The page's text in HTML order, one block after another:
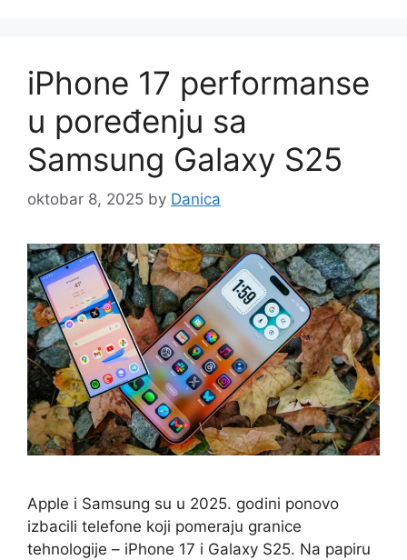
iPhone 17 performanse
u poređenju sa
Samsung Galaxy S25
oktobar 8, 2025 by Danica
Apple i Samsung su u 2025. godini ponovo
izbacili telefone koji pomeraju granice
tehnologije – iPhone 17 i Galaxy S25. Na papiru